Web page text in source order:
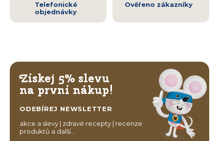
Telefonické
objednávky
Ověřeno zákazníky
Získej 5% slevu
na první nákup!
ODEBÍREJ NEWSLETTER
akce a slevy | zdravé recepty | recenze
produktů a další…